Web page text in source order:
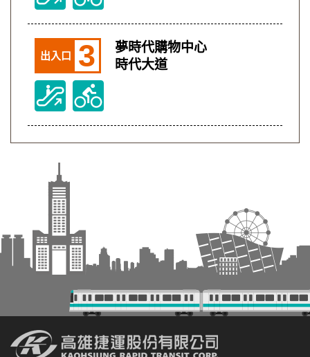
出入口 3
夢時代購物中心
時代大道